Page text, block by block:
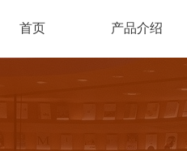
首页 产品介绍